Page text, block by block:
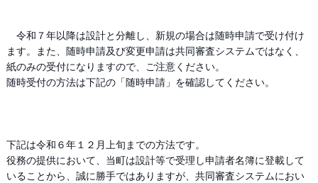
令和７年以降は設計と分離し、新規の場合は随時申請で受け付け
ます。また、随時申請及び変更申請は共同審査システムではなく、
紙のみの受付になりますので、ご注意ください。
随時受付の方法は下記の「随時申請」を確認してください。
下記は令和６年１２月上旬までの方法です。
役務の提供において、当町は設計等で受理し申請者名簿に登載して
いることから、誠に勝手ではありますが、共同審査システムにおい